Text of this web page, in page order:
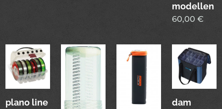
modellen
60,00 €
plano line
dam